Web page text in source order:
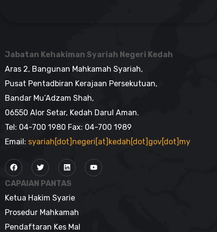
Jabatan Kehakiman Syariah Negeri Kedah
Aras 2, Bangunan Mahkamah Syariah,
Pusat Pentadbiran Kerajaan Persekutuan,
Bandar Mu’Adzam Shah,
06550 Alor Setar, Kedah Darul Aman.
Tel: 04-700 1980 Fax: 04-700 1989
Email: syariah[dot]negeri[at]kedah[dot]gov[dot]my
CAPAIAN PANTAS
Ketua Hakim Syarie
Prosedur Mahkamah
Pendaftaran Kes Mal